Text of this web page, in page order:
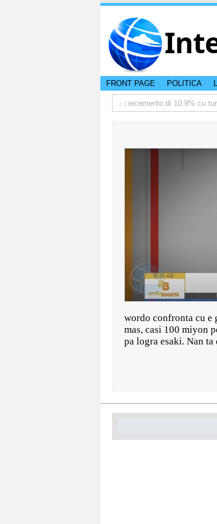
FRONT PAGE POLITICA
TTW:Aruba ta registra crecemento di 10.9% cu
wordo confronta cu e
mas, casi 100 miyon
pa logra esaki. Nan ta